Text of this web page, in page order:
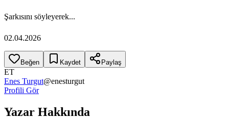
Şarkısını söyleyerek...
02.04.2026
Beğen Kaydet Paylaş
ET
Enes Turgut@enesturgut
Profili Gör
Yazar Hakkında